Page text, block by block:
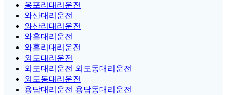
옹포리대리운전
와산대리운전
와산리대리운전
와흘대리운전
와흘리대리운전
외도대리운전
외도대리운전 외도동대리운전
외도동대리운전
용담대리운전 용담동대리운전